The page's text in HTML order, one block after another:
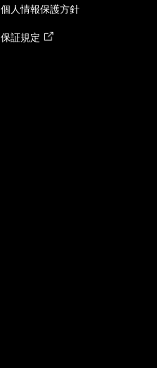
個人情報保護方針
保証規定